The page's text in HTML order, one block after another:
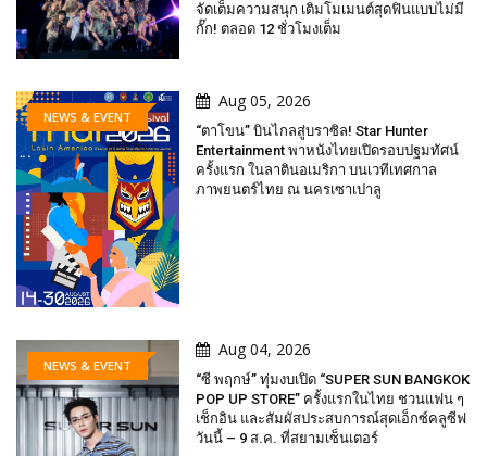
จัดเต็มความสนุก เติมโมเมนต์สุดฟินแบบไม่มี
กั๊ก! ตลอด 12 ชั่วโมงเต็ม
NEWS & EVENT
Aug 05, 2026
“ตาโขน” บินไกลสู่บราซิล! Star Hunter
Entertainment พาหนังไทยเปิดรอบปฐมทัศน์
ครั้งแรก ในลาตินอเมริกา บนเวทีเทศกาล
ภาพยนตร์ไทย ณ นครเซาเปาลู
NEWS & EVENT
Aug 04, 2026
“ซี พฤกษ์” ทุ่มงบเปิด “SUPER SUN BANGKOK
POP UP STORE” ครั้งแรกในไทย ชวนแฟน ๆ
เช็กอิน และสัมผัสประสบการณ์สุดเอ็กซ์คลูซีฟ
วันนี้ – 9 ส.ค. ที่สยามเซ็นเตอร์